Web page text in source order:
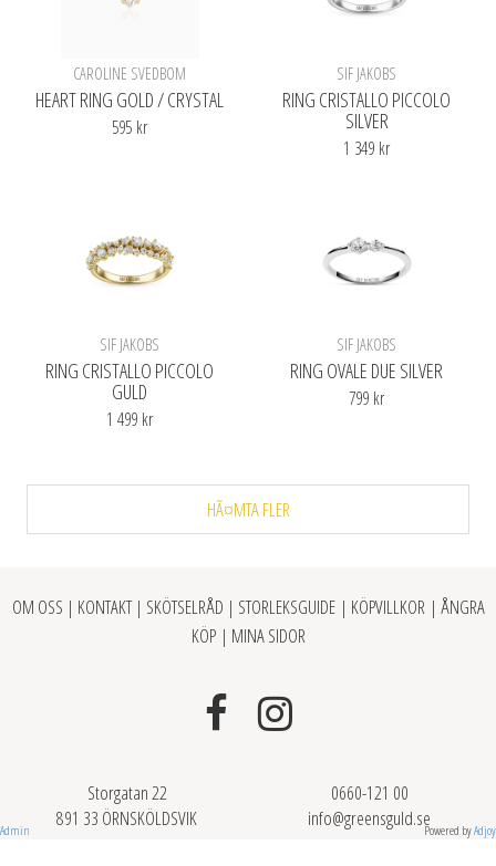
CAROLINE SVEDBOM
HEART RING GOLD / CRYSTAL
595 kr
SIF JAKOBS
RING CRISTALLO PICCOLO
SILVER
1 349 kr
SIF JAKOBS
RING CRISTALLO PICCOLO
GULD
1 499 kr
SIF JAKOBS
RING OVALE DUE SILVER
799 kr
HÃ¤MTA FLER
OM OSS | KONTAKT| SKÖTSELRÅD | STORLEKSGUIDE | KÖPVILLKOR| ÅNGRA
KÖP| MINA SIDOR
Storgatan 22
891 33 ÖRNSKÖLDSVIK
0660-121 00
info@greensguld.se
Admin Powered byAdjoy